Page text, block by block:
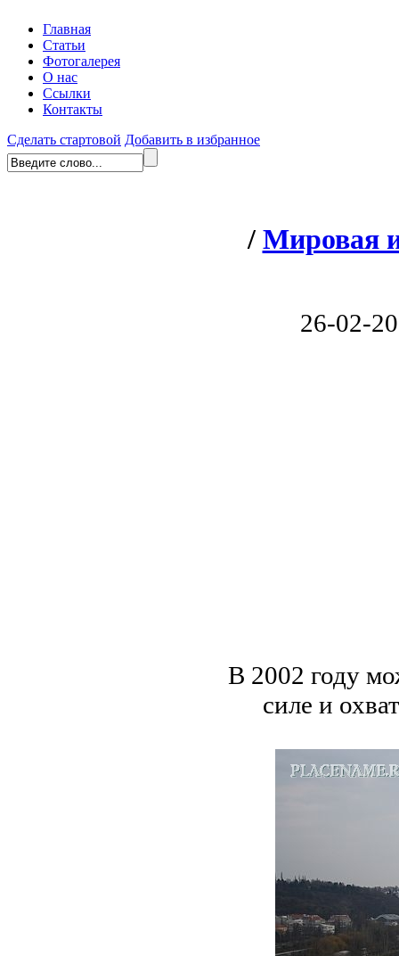
Главная
Статьи
Фотогалерея
О нас
Ссылки
Контакты
Сделать стартовой Добавить в избранное
/ Мировая
26-02-
В 2002 году
силе и